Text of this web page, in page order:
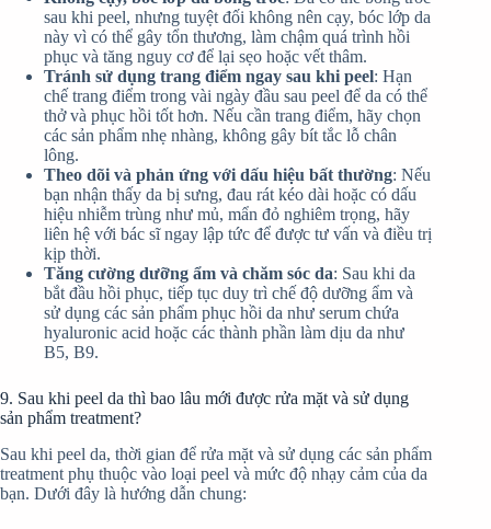
sau khi peel, nhưng tuyệt đối không nên cạy, bóc lớp da
này vì có thể gây tổn thương, làm chậm quá trình hồi
phục và tăng nguy cơ để lại sẹo hoặc vết thâm.
Tránh sử dụng trang điểm ngay sau khi peel: Hạn
chế trang điểm trong vài ngày đầu sau peel để da có thể
thở và phục hồi tốt hơn. Nếu cần trang điểm, hãy chọn
các sản phẩm nhẹ nhàng, không gây bít tắc lỗ chân
lông.
Theo dõi và phản ứng với dấu hiệu bất thường: Nếu
bạn nhận thấy da bị sưng, đau rát kéo dài hoặc có dấu
hiệu nhiễm trùng như mủ, mẩn đỏ nghiêm trọng, hãy
liên hệ với bác sĩ ngay lập tức để được tư vấn và điều trị
kịp thời.
Tăng cường dưỡng ẩm và chăm sóc da: Sau khi da
bắt đầu hồi phục, tiếp tục duy trì chế độ dưỡng ẩm và
sử dụng các sản phẩm phục hồi da như serum chứa
hyaluronic acid hoặc các thành phần làm dịu da như
B5, B9.
9. Sau khi peel da thì bao lâu mới được rửa mặt và sử dụng
sản phẩm treatment?
Sau khi peel da, thời gian để rửa mặt và sử dụng các sản phẩm
treatment phụ thuộc vào loại peel và mức độ nhạy cảm của da
bạn. Dưới đây là hướng dẫn chung: